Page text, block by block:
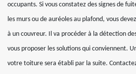
occupants. Si vous constatez des signes de
les murs ou de auréoles au plafond, vous
à un couvreur. Il va procéder à la détection
vous proposer les solutions qui conviennent.
votre toiture sera établi par la suite.